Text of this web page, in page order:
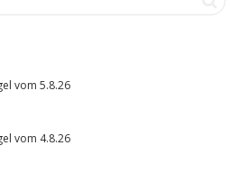
vom 5.8.26
vom 4.8.26